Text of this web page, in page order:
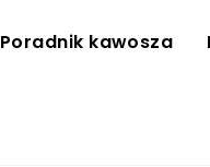
Poradnik kawosza